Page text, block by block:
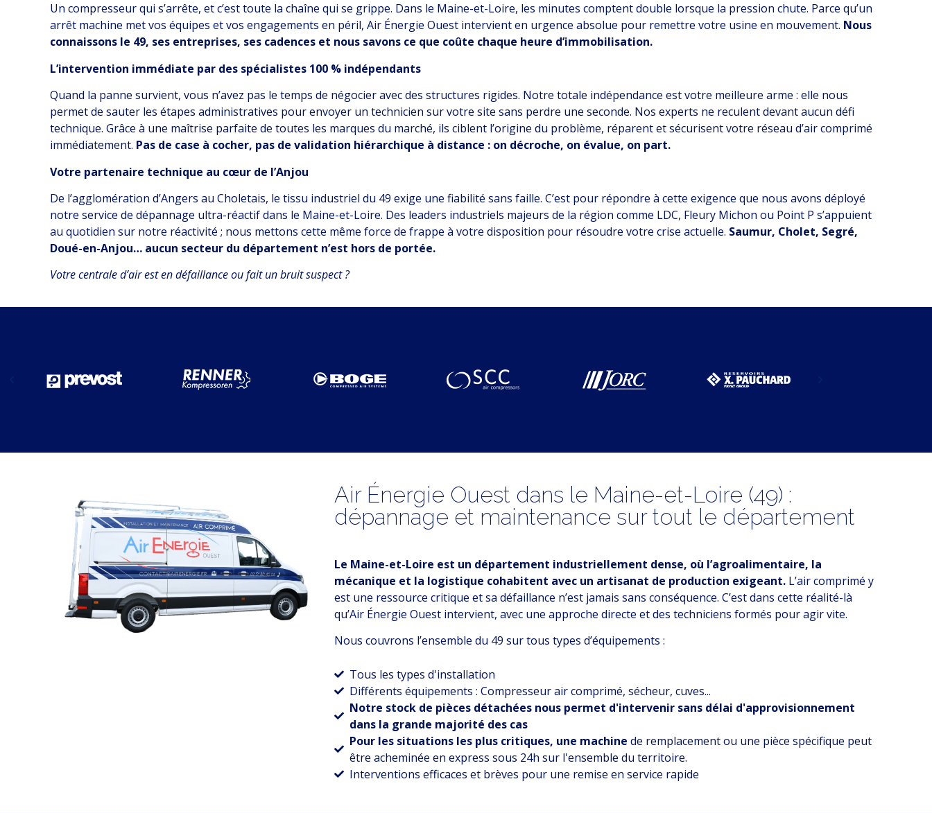
Un compresseur qui s’arrête, et c’est toute la chaîne qui se grippe. Dans le Maine-et-Loire, les minutes comptent double lorsque la pression chute. Parce qu’un
arrêt machine met vos équipes et vos engagements en péril, Air Énergie Ouest intervient en urgence absolue pour remettre votre usine en mouvement. Nous
connaissons le 49, ses entreprises, ses cadences et nous savons ce que coûte chaque heure d’immobilisation.
L’intervention immédiate par des spécialistes 100 % indépendants
Quand la panne survient, vous n’avez pas le temps de négocier avec des structures rigides. Notre totale indépendance est votre meilleure arme : elle nous
permet de sauter les étapes administratives pour envoyer un technicien sur votre site sans perdre une seconde. Nos experts ne reculent devant aucun défi
technique. Grâce à une maîtrise parfaite de toutes les marques du marché, ils ciblent l’origine du problème, réparent et sécurisent votre réseau d’air comprimé
immédiatement. Pas de case à cocher, pas de validation hiérarchique à distance : on décroche, on évalue, on part.
Votre partenaire technique au cœur de l’Anjou
De l’agglomération d’Angers au Choletais, le tissu industriel du 49 exige une fiabilité sans faille. C’est pour répondre à cette exigence que nous avons déployé
notre service de dépannage ultra-réactif dans le Maine-et-Loire. Des leaders industriels majeurs de la région comme LDC, Fleury Michon ou Point P s’appuient
au quotidien sur notre réactivité ; nous mettons cette même force de frappe à votre disposition pour résoudre votre crise actuelle. Saumur, Cholet, Segré,
Doué-en-Anjou… aucun secteur du département n’est hors de portée.
Votre centrale d’air est en défaillance ou fait un bruit suspect ?
Air Énergie Ouest dans le Maine-et-Loire (49) :
dépannage et maintenance sur tout le département
Le Maine-et-Loire est un département industriellement dense, où l’agroalimentaire, la
mécanique et la logistique cohabitent avec un artisanat de production exigeant.L’air comprimé y
est une ressource critique et sa défaillance n’est jamais sans conséquence. C’est dans cette réalité-là
qu’Air Énergie Ouest intervient, avec une approche directe et des techniciens formés pour agir vite.
Nous couvrons l’ensemble du 49 sur tous types d’équipements :
Tous les types d'installation
Différents équipements : Compresseur air comprimé, sécheur, cuves...
Notre stock de pièces détachées nous permet d'intervenir sans délai d'approvisionnement
dans la grande majorité des cas
Pour les situations les plus critiques, une machine de remplacement ou une pièce spécifique peut
être acheminée en express sous 24h sur l'ensemble du territoire.
Interventions efficaces et brèves pour une remise en service rapide